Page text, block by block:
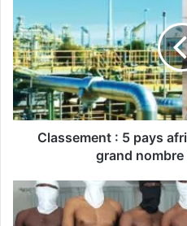
Classement : 5 pays
grand